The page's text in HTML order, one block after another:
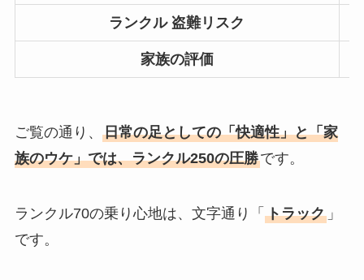
ランクル 盗難リスク
家族の評価
ご覧の通り、 日常の足としての「快適性」と「家
族のウケ」では、ランクル250の圧勝です。
ランクル70の乗り心地は、文字通り「 トラック」
です。